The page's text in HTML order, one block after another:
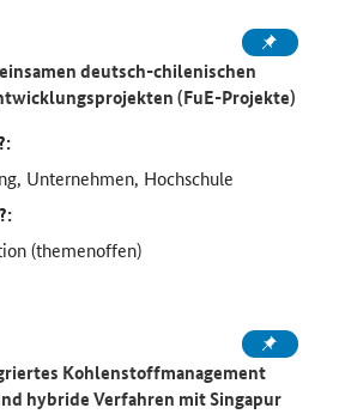
deutsch-chilenischen
(FuE-Projekte)
Unternehmen, Hochschule
(themenoffen)
Kohlenstoffmanagement
hybride Verfahren mit Singapur